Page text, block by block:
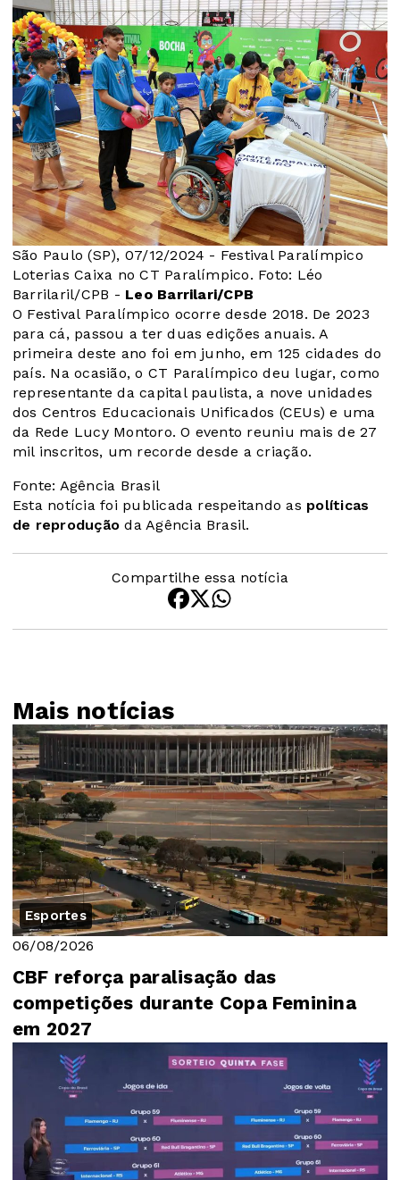
São Paulo (SP), 07/12/2024 - Festival Paralímpico
Loterias Caixa no CT Paralímpico. Foto: Léo
Barrilaril/CPB - Leo Barrilari/CPB
O Festival Paralímpico ocorre desde 2018. De 2023
para cá, passou a ter duas edições anuais. A
primeira deste ano foi em junho, em 125 cidades do
país. Na ocasião, o CT Paralímpico deu lugar, como
representante da capital paulista, a nove unidades
dos Centros Educacionais Unificados (CEUs) e uma
da Rede Lucy Montoro. O evento reuniu mais de 27
mil inscritos, um recorde desde a criação.
Fonte: Agência Brasil
Esta notícia foi publicada respeitando as políticas
de reprodução da Agência Brasil.
Compartilhe essa notícia
Mais notícias
Esportes
06/08/2026
CBF reforça paralisação das
competições durante Copa Feminina
em 2027